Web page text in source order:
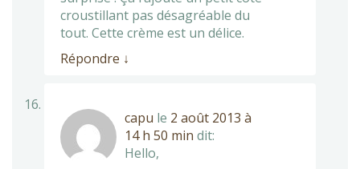
croustillant pas désagréable du
tout. Cette crème est un délice.
Répondre ↓
capu le 2 août 2013 à
14 h 50 min dit:
Hello,